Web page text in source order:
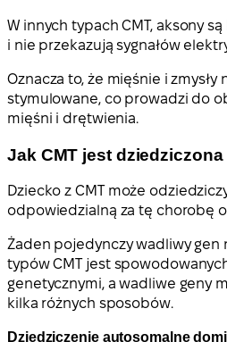
W innych typach CMT, aksony
i nie przekazują sygnałów
Oznacza to, że mięśnie i zmysły
stymulowane, co prowadzi do
mięśni i drętwienia.
Jak CMT jest dziedziczona
Dziecko z CMT może
odpowiedzialną za tę chorobę
Żaden pojedynczy wadliwy gen
typów CMT jest
genetycznymi, a wadliwe geny
kilka różnych sposobów.
Dziedziczenie autosomalne